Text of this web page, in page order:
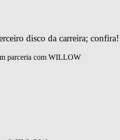
disco da carreira; confira!
parceria com WILLOW